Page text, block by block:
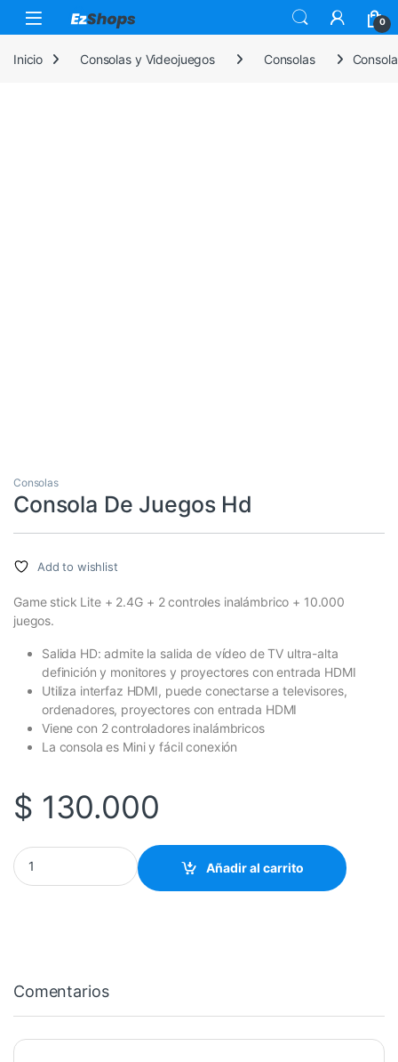
Saltar a la navegación
Saltar al contenido
0
Inicio Consolas y Videojuegos Consolas
Consolas
Consola De Juegos Hd
Add to wishlist
Game stick Lite + 2.4G + 2 controles inalámbrico + 10.000
juegos.
Salida HD: admite la salida de vídeo de TV ultra-alta
definición y monitores y proyectores con entrada HDMI
Utiliza interfaz HDMI, puede conectarse a televisores,
ordenadores, proyectores con entrada HDMI
Viene con 2 controladores inalámbricos
La consola es Mini y fácil conexión
$ 130.000
Consola De Juegos Hd cantidad
Añadir al carrito
Comentarios